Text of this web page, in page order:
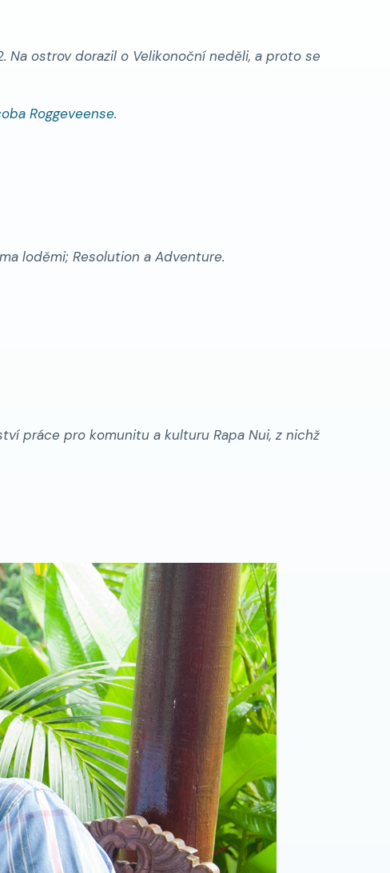
Na ostrov dorazil o Velikonoční neděli, a proto se
Roggeveense.
loděmi; Resolution a Adventure.
práce pro komunitu a kulturu Rapa Nui, z nichž